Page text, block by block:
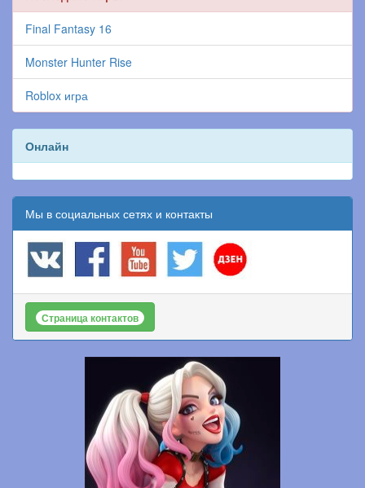
Final Fantasy 16
Monster Hunter Rise
Roblox игра
Онлайн
Мы в социальных сетях и контакты
Страница контактов